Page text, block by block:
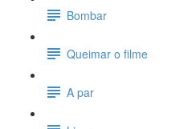
Bombar
Queimar o filme
A par